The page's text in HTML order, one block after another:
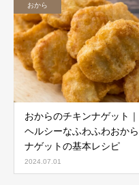
おから
おからのチキンナゲット｜
ヘルシーなふわふわおから
ナゲットの基本レシピ
2024.07.01